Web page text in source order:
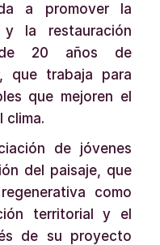
a promover la
y la restauración
20 años de
que trabaja para
que mejoren el
clima.
de jóvenes
del paisaje, que
como
territorial y el
de su proyecto